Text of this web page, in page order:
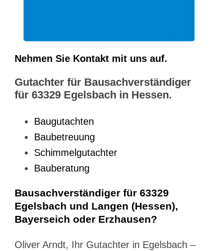
Nehmen Sie Kontakt mit uns auf.
Gutachter für Bausachverständiger
für 63329 Egelsbach in Hessen.
Baugutachten
Baubetreuung
Schimmelgutachter
Bauberatung
Bausachverständiger für 63329
Egelsbach und Langen (Hessen),
Bayerseich oder Erzhausen?
Oliver Arndt, Ihr Gutachter in Egelsbach –